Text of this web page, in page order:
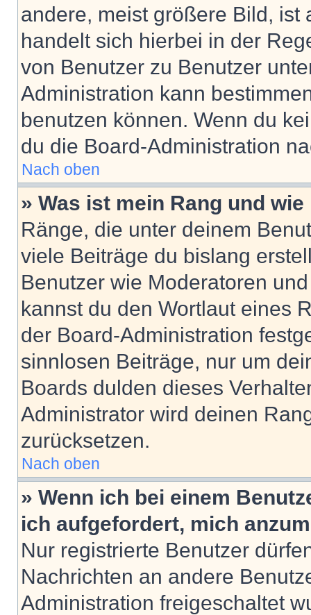
andere, meist größere Bild, ist
handelt sich hierbei in der
von Benutzer zu Benutzer
Administration kann
benutzen können. Wenn du
du die Board-Administration
Nach oben
» Was ist mein Rang und
Ränge, die unter deinem
viele Beiträge du bislang
Benutzer wie Moderatoren
kannst du den Wortlaut eines
der Board-Administration
sinnlosen Beiträge, nur um
Boards dulden dieses
Administrator wird deinen
zurücksetzen.
Nach oben
» Wenn ich bei einem
ich aufgefordert, mich
Nur registrierte Benutzer
Nachrichten an andere
Administration freigeschaltet